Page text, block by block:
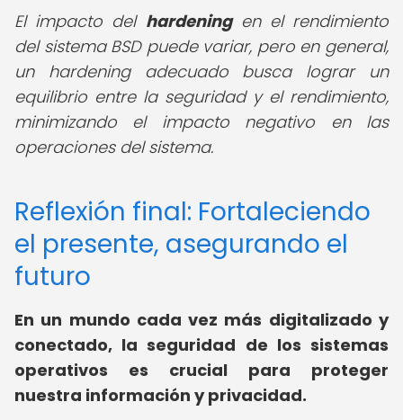
El impacto del hardeningen el rendimiento
del sistema BSD puede variar, pero en general,
un hardening adecuado busca lograr un
equilibrio entre la seguridad y el rendimiento,
minimizando el impacto negativo en las
operaciones del sistema.
Reflexión final: Fortaleciendo
el presente, asegurando el
futuro
En un mundo cada vez más digitalizado y
conectado, la seguridad de los sistemas
operativos es crucial para proteger
nuestra información y privacidad.